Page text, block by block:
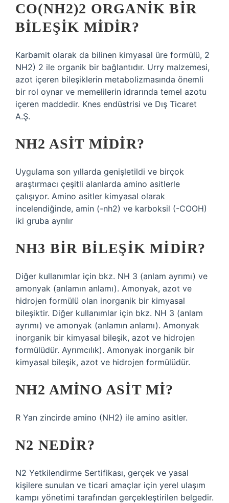
CO(NH2)2 ORGANIK BIR
BILEŞIK MIDIR?
Karbamit olarak da bilinen kimyasal üre formülü, 2
NH2) 2 ile organik bir bağlantıdır. Urry malzemesi,
azot içeren bileşiklerin metabolizmasında önemli
bir rol oynar ve memelilerin idrarında temel azotu
içeren maddedir. Knes endüstrisi ve Dış Ticaret
A.Ş.
NH2 ASIT MIDIR?
Uygulama son yıllarda genişletildi ve birçok
araştırmacı çeşitli alanlarda amino asitlerle
çalışıyor. Amino asitler kimyasal olarak
incelendiğinde, amin (-nh2) ve karboksil (-COOH)
iki gruba ayrılır
NH3 BIR BILEŞIK MIDIR?
Diğer kullanımlar için bkz. NH 3 (anlam ayrımı) ve
amonyak (anlamın anlamı). Amonyak, azot ve
hidrojen formülü olan inorganik bir kimyasal
bileşiktir. Diğer kullanımlar için bkz. NH 3 (anlam
ayrımı) ve amonyak (anlamın anlamı). Amonyak
inorganik bir kimyasal bileşik, azot ve hidrojen
formülüdür. Ayrımcılık). Amonyak inorganik bir
kimyasal bileşik, azot ve hidrojen formülüdür.
NH2 AMINO ASIT MI?
R Yan zincirde amino (NH2) ile amino asitler.
N2 NEDIR?
N2 Yetkilendirme Sertifikası, gerçek ve yasal
kişilere sunulan ve ticari amaçlar için yerel ulaşım
kampı yönetimi tarafından gerçekleştirilen belgedir.